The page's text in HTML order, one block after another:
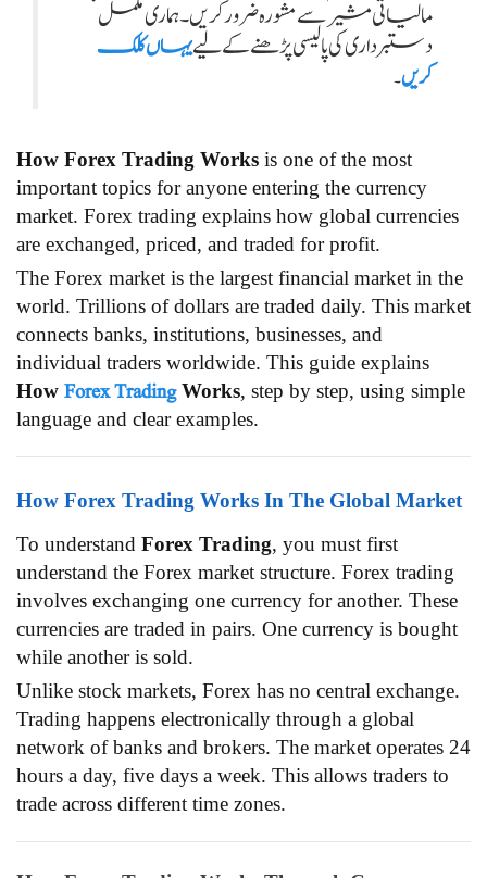
مالیاتی مشیر سے مشورہ ضرور کریں۔ ہماری مکمل
دستبرداری کی پالیسی پڑھنے کے لیےیہاں کلک
کریں۔
How Forex Trading Works is one of the most
important topics for anyone entering the currency
market. Forex trading explains how global currencies
are exchanged, priced, and traded for profit.
The Forex market is the largest financial market in the
world. Trillions of dollars are traded daily. This market
connects banks, institutions, businesses, and
individual traders worldwide. This guide explains
How Forex TradingWorks, step by step, using simple
language and clear examples.
How Forex Trading Works In The Global Market
To understand Forex Trading, you must first
understand the Forex market structure. Forex trading
involves exchanging one currency for another. These
currencies are traded in pairs. One currency is bought
while another is sold.
Unlike stock markets, Forex has no central exchange.
Trading happens electronically through a global
network of banks and brokers. The market operates 24
hours a day, five days a week. This allows traders to
trade across different time zones.